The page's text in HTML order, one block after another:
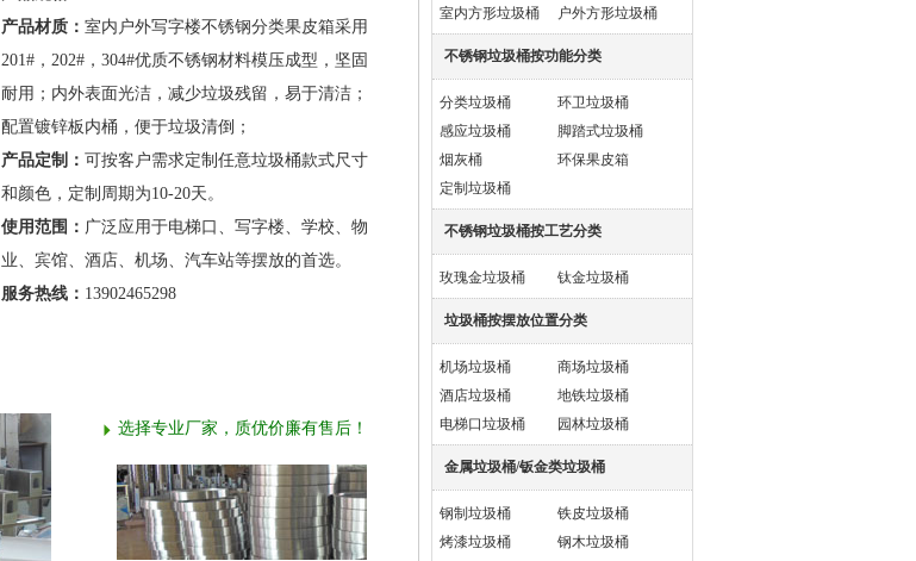
产品材质： 室内户外写字楼不锈钢分类果皮箱采用
201#，202#，304#优质不锈钢材料模压成型，坚固
耐用；内外表面光洁，减少垃圾残留，易于清洁；
配置镀锌板内桶，便于垃圾清倒；
产品定制： 可按客户需求定制任意垃圾桶款式尺寸
和颜色，定制周期为10-20天。
使用范围： 广泛应用于电梯口、写字楼、学校、物
业、宾馆、酒店、机场、汽车站等摆放的首选。
服务热线： 13902465298
选择专业厂家，质优价廉有售后！
室内方形垃圾桶
户外方形垃圾桶
不锈钢垃圾桶按功能分类
分类垃圾桶
环卫垃圾桶
感应垃圾桶
脚踏式垃圾桶
烟灰桶
环保果皮箱
定制垃圾桶
不锈钢垃圾桶按工艺分类
玫瑰金垃圾桶 钛金垃圾桶
垃圾桶按摆放位置分类
机场垃圾桶
商场垃圾桶
酒店垃圾桶
地铁垃圾桶
电梯口垃圾桶
园林垃圾桶
金属垃圾桶/钣金类垃圾桶
钢制垃圾桶
铁皮垃圾桶
烤漆垃圾桶
钢木垃圾桶